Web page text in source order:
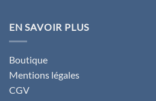
EN SAVOIR PLUS
Boutique
Mentions légales
CGV